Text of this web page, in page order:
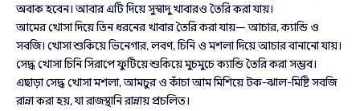
অবাক হবেন। আবার এটি দিয়ে সুস্বাদু খাবারও তৈরি করা যায়।
আমের খোসা দিয়ে তিন ধরনের খাবার তৈরি করা যায়— আচার, ক্যান্ডি ও
সবজি। খোসা শুকিয়ে ভিনেগার, লবণ, চিনি ও মশলা দিয়ে আচার বানানো যায়।
সেদ্ধ খোসা চিনি সিরাপে ফুটিয়ে শুকিয়ে মুচমুচে ক্যান্ডি তৈরি করা সম্ভব।
এছাড়া সেদ্ধ খোসা মশলা, আমচুর ও কাঁচা আম মিশিয়ে টক-ঝাল-মিষ্টি সবজি
রান্না করা হয়, যা রাজস্থানি রান্নায় প্রচলিত।